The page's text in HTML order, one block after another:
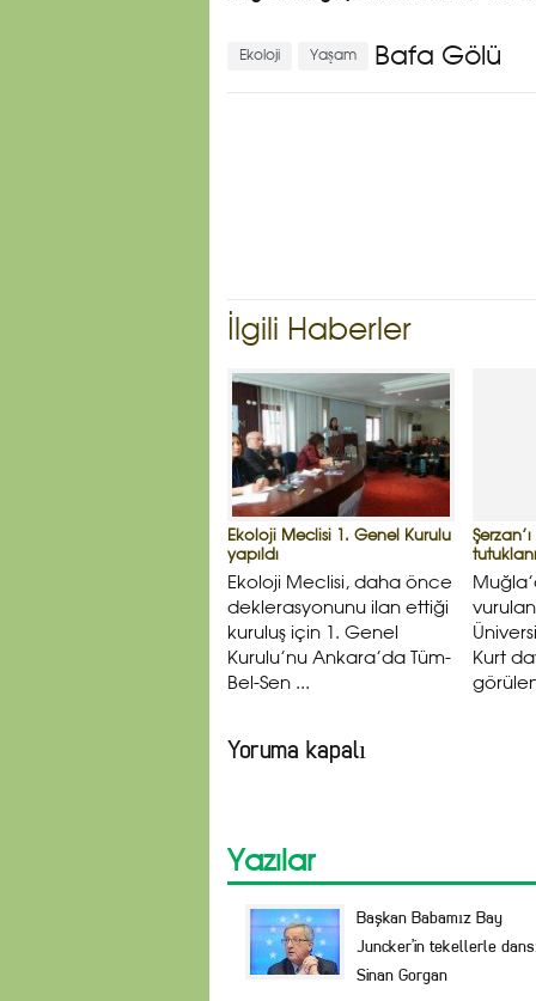
Bafa Gölü
Ekoloji Yaşam
İlgili Haberler
Ekoloji Meclisi 1. Genel Kurulu
yapıldı
Ekoloji Meclisi, daha önce
deklerasyonunu ilan ettiği
kuruluş için 1. Genel
Kurulu’nu Ankara’da Tüm-
Bel-Sen ...
vurulan
Kurt
Yoruma kapalı
Yazılar
Başkan Babamız Bay
Juncker’in tekellerle
Sinan Gorgan